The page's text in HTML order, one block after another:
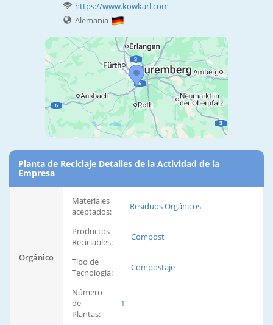
https://www.kowkarl.com
Alemania
Planta de Reciclaje Detalles de la Actividad de la
Empresa
Orgánico
Materiales
aceptados:
Residuos Orgánicos
Productos
Reciclables:
Compost
Tipo de
Tecnología:
Compostaje
Número
de
Plantas:
1